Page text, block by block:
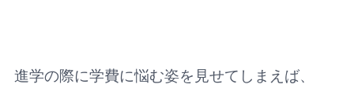
進学の際に学費に悩む姿を見せてしまえば、